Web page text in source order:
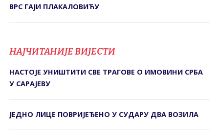
ВРС ГАЈИ ПЛАКАЛОВИЋУ
НАЈЧИТАНИЈЕ ВИЈЕСТИ
НАСТОЈЕ УНИШТИТИ СВЕ ТРАГОВЕ О ИМОВИНИ СРБА
У САРАЈЕВУ
ЈЕДНО ЛИЦЕ ПОВРИЈЕЂЕНО У СУДАРУ ДВА ВОЗИЛА